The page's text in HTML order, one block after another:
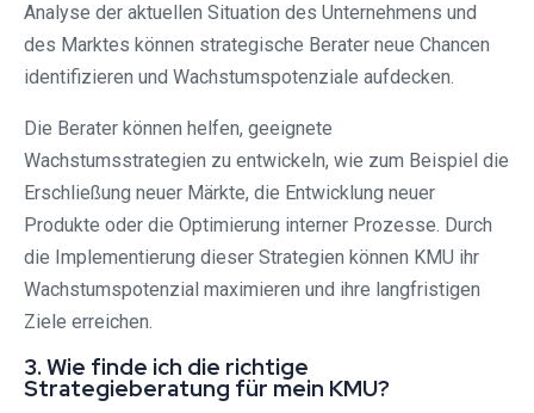
Analyse der aktuellen Situation des Unternehmens und
des Marktes können strategische Berater neue Chancen
identifizieren und Wachstumspotenziale aufdecken.
Die Berater können helfen, geeignete
Wachstumsstrategien zu entwickeln, wie zum Beispiel die
Erschließung neuer Märkte, die Entwicklung neuer
Produkte oder die Optimierung interner Prozesse. Durch
die Implementierung dieser Strategien können KMU ihr
Wachstumspotenzial maximieren und ihre langfristigen
Ziele erreichen.
3. Wie finde ich die richtige
Strategieberatung für mein KMU?